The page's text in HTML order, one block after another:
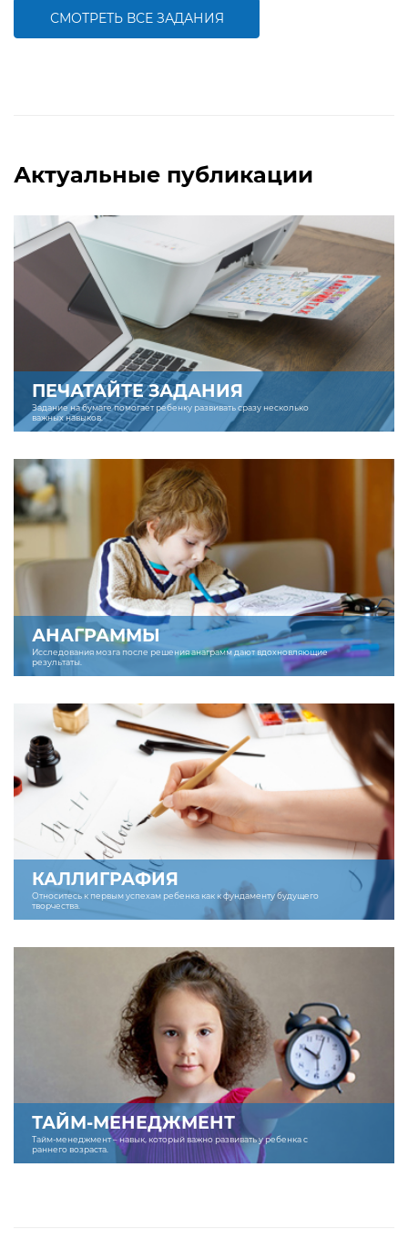
СМОТРЕТЬ ВСЕ ЗАДАНИЯ
Актуальные публикации
ПЕЧАТАЙТЕ ЗАДАНИЯ
Задание на бумаге помогает ребенку развивать сразу несколько
важных навыков.
АНАГРАММЫ
Исследования мозга после решения анаграмм дают вдохновляющие
результаты.
КАЛЛИГРАФИЯ
Относитесь к первым успехам ребенка как к фундаменту будущего
творчества.
ТАЙМ-МЕНЕДЖМЕНТ
Тайм-менеджмент – навык, который важно развивать у ребенка с
раннего возраста.